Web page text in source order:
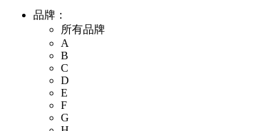
品牌：
所有品牌
A
B
C
D
E
F
G